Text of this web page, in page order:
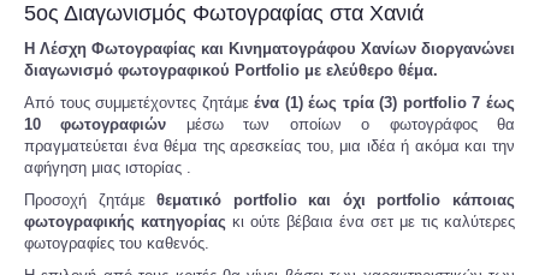
5ος Διαγωνισμός Φωτογραφίας στα Χανιά
Η Λέσχη Φωτογραφίας και Κινηματογράφου Χανίων διοργανώνει
διαγωνισμό φωτογραφικού Portfolio με ελεύθερο θέμα.
Από τους συμμετέχοντες ζητάμεένα (1) έως τρία (3) portfolio 7 έως
10 φωτογραφιών μέσω των οποίων ο φωτογράφος θα
πραγματεύεται ένα θέμα της αρεσκείας του, μια ιδέα ή ακόμα και την
αφήγηση μιας ιστορίας .
Προσοχή ζητάμεθεματικό portfolio και όχι portfolio κάποιας
φωτογραφικής κατηγορίας κι ούτε βέβαια ένα σετ με τις καλύτερες
φωτογραφίες του καθενός.